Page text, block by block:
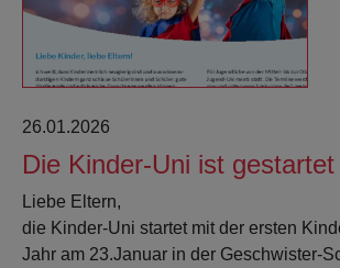
26.01.2026
Die Kinder-Uni ist gestartet
Liebe Eltern,
die Kinder-Uni startet mit der ersten
Jahr am 23.Januar in der Geschwister-